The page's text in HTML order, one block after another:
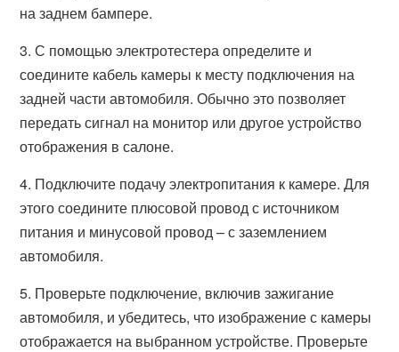
на заднем бампере.
3. С помощью электротестера определите и
соедините кабель камеры к месту подключения на
задней части автомобиля. Обычно это позволяет
передать сигнал на монитор или другое устройство
отображения в салоне.
4. Подключите подачу электропитания к камере. Для
этого соедините плюсовой провод с источником
питания и минусовой провод – с заземлением
автомобиля.
5. Проверьте подключение, включив зажигание
автомобиля, и убедитесь, что изображение с камеры
отображается на выбранном устройстве. Проверьте